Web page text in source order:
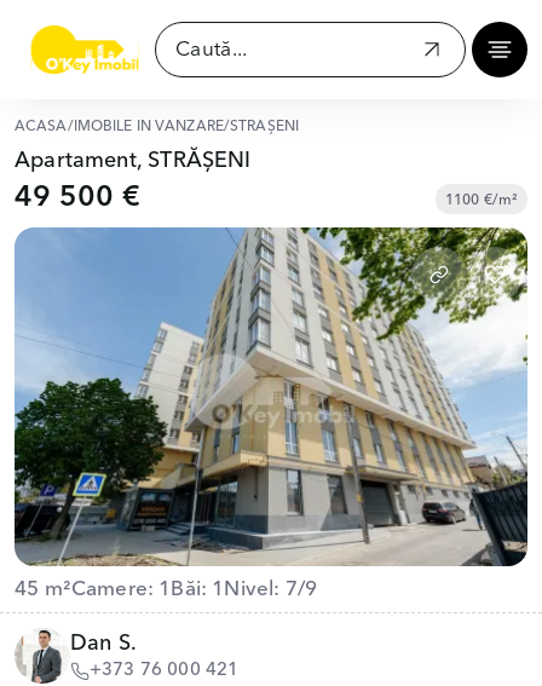
ACASĂ/ IMOBILE ÎN VÂNZARE/STRĂȘENI
Apartament, STRĂȘENI
49 500 € 1100 €/m²
45 m²Camere: 1 Băi: 1 Nivel: 7/9
Dan S.
+373 76 000 421